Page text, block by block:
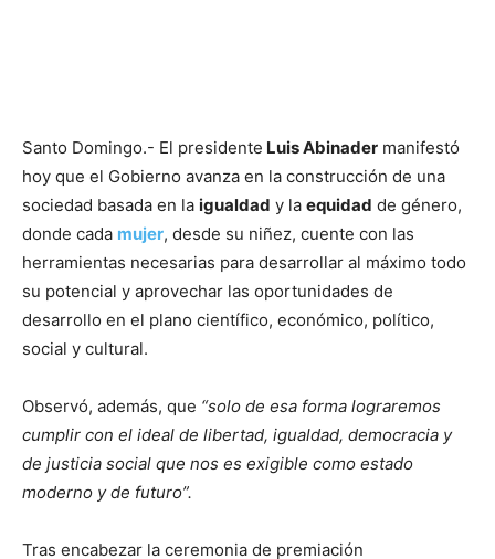
Santo Domingo.- El presidente Luis Abinader manifestó
hoy que el Gobierno avanza en la construcción de una
sociedad basada en la igualdad y la equidad de género,
donde cada mujer, desde su niñez, cuente con las
herramientas necesarias para desarrollar al máximo todo
su potencial y aprovechar las oportunidades de
desarrollo en el plano científico, económico, político,
social y cultural.
Observó, además, que “solo de esa forma lograremos
cumplir con el ideal de libertad, igualdad, democracia y
de justicia social que nos es exigible como estado
moderno y de futuro”.
Tras encabezar la ceremonia de premiación